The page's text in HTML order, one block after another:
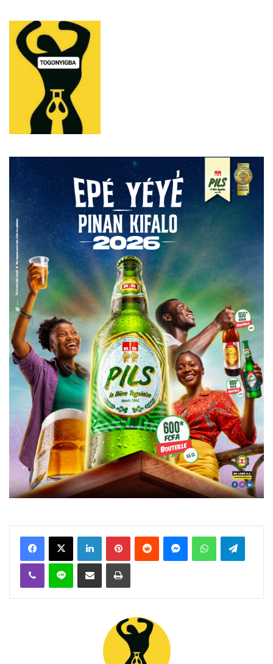
FacebookX Linkedin PinterestReddit MessengerWhatsAppTelegram
Viber Ligne Partager par email Imprimer